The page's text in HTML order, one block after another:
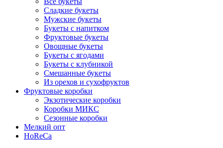
Сладкие букеты
Мужские букеты
Букеты с напитком
Фруктовые букеты
Овощные букеты
Букеты с ягодами
Букеты с клубникой
Смешанные букеты
Из орехов и сухофруктов
Фруктовые коробки
Экзотические коробки
Коробки МИКС
Сезонные коробки
Мелкий опт
HoReCa